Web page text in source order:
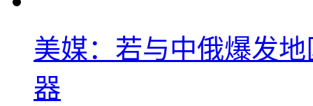
美媒：若与中俄爆发
器